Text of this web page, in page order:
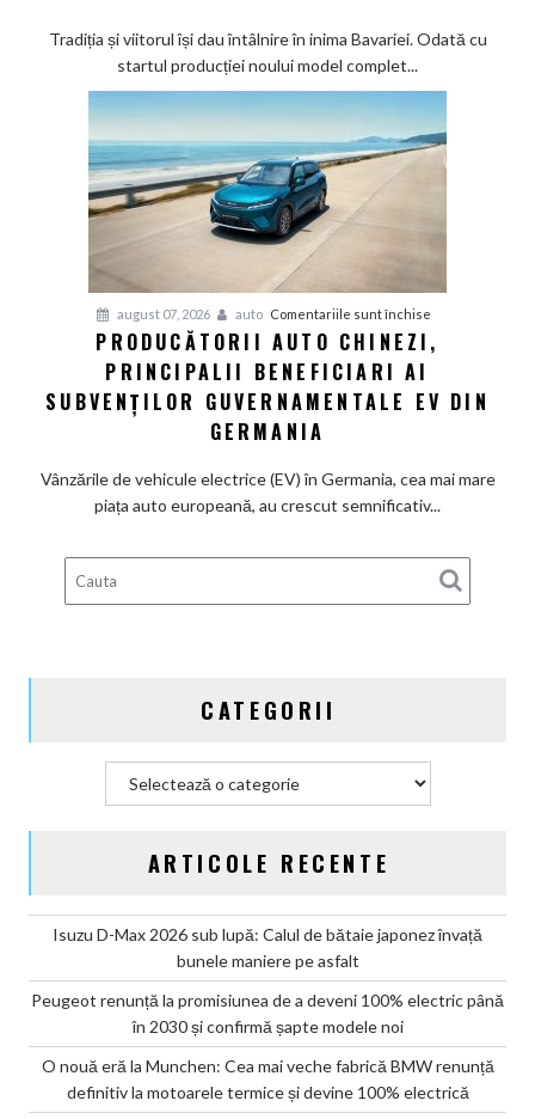
Cea
BMW
renunță
și
100%
Tradiția și viitorul își dau întâlnire în inima Bavariei. Odată cu
startul producției noului model complet...
august 07, 2026 auto Comentariile sunt închise
chinezi,
din
Germania
PRODUCĂTORII AUTO CHINEZI,
PRINCIPALII BENEFICIARI AI
SUBVENȚILOR GUVERNAMENTALE EV DIN
GERMANIA
Vânzările de vehicule electrice (EV) în Germania, cea mai mare
piața auto europeană, au crescut semnificativ...
CATEGORII
ARTICOLE RECENTE
Isuzu D-Max 2026 sub lupă: Calul de bătaie japonez învață
bunele maniere pe asfalt
Peugeot renunță la promisiunea de a deveni 100% electric până
în 2030 și confirmă șapte modele noi
O nouă eră la Munchen: Cea mai veche fabrică BMW renunță
definitiv la motoarele termice și devine 100% electrică